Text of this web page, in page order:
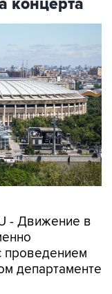
концерта
- Движение в
проведением
департаменте